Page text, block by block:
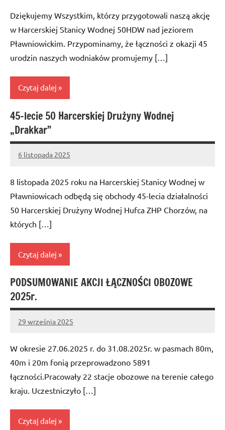
Dziękujemy Wszystkim, którzy przygotowali naszą akcję
w Harcerskiej Stanicy Wodnej 50HDW nad jeziorem
Pławniowickim. Przypominamy, że łączności z okazji 45
urodzin naszych wodniaków promujemy […]
Czytaj dalej
Bez
kategorii
45-lecie 50 Harcerskiej Drużyny Wodnej
„Drakkar”
6 listopada 2025
Administrator
8 listopada 2025 roku na Harcerskiej Stanicy Wodnej w
Pławniowicach odbędą się obchody 45-lecia działalności
50 Harcerskiej Drużyny Wodnej Hufca ZHP Chorzów, na
których […]
Czytaj dalej
Bez
kategorii
PODSUMOWANIE AKCJI ŁĄCZNOŚCI OBOZOWE
2025r.
29 września 2025
Administrator
W okresie 27.06.2025 r. do 31.08.2025r. w pasmach 80m,
40m i 20m fonią przeprowadzono 5891
łączności.Pracowały 22 stacje obozowe na terenie całego
kraju. Uczestniczyło […]
Czytaj dalej